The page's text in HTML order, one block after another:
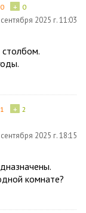
+ 0
0
2025 г. 11:03
+ 2
1
2025 г. 18:15
комнате?